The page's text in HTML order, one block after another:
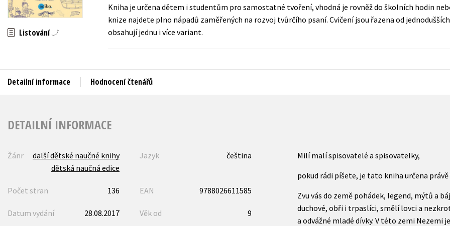
Beletrie pro děti
Beletrie pro dospělé
Jazyky
Kalendáře
Populárně - naučné pro děti
Příroda a zahrada
Young adult (SK)
Zahraniční literatura
Všechny tituly
Listování
Kniha je určena dětem i studentům pro samostatné tvoření, vhodná je rovněž do školních hodin
knize najdete plno nápadů zaměřených na rozvoj tvůrčího psaní. Cvičení jsou řazena od
obsahují jednu i více variant.
Detailní informace Hodnocení čtenářů
DETAILNÍ INFORMACE
Žánr
další dětské naučné knihy
dětská naučná edice
Jazyk čeština
Počet stran 136 EAN 9788026611585
Datum vydání 28.08.2017 Věk od 9
Milí malí spisovatelé a spisovatelky,
pokud rádi píšete, je tato kniha určena právě
Zvu vás do země pohádek, legend, mýtů a
duchové, obři i trpaslíci, smělí lovci a
a odvážné mladé dívky. V této zemi Nezemi